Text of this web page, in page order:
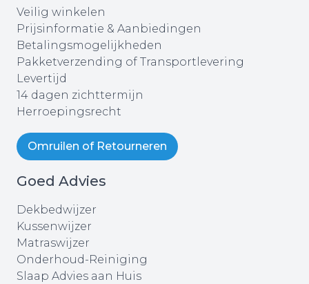
Veilig winkelen
Prijsinformatie & Aanbiedingen
Betalingsmogelijkheden
Pakketverzending of Transportlevering
Levertijd
14 dagen zichttermijn
Herroepingsrecht
Omruilen of Retourneren
Goed Advies
Dekbedwijzer
Kussenwijzer
Matraswijzer
Onderhoud-Reiniging
Slaap Advies aan Huis